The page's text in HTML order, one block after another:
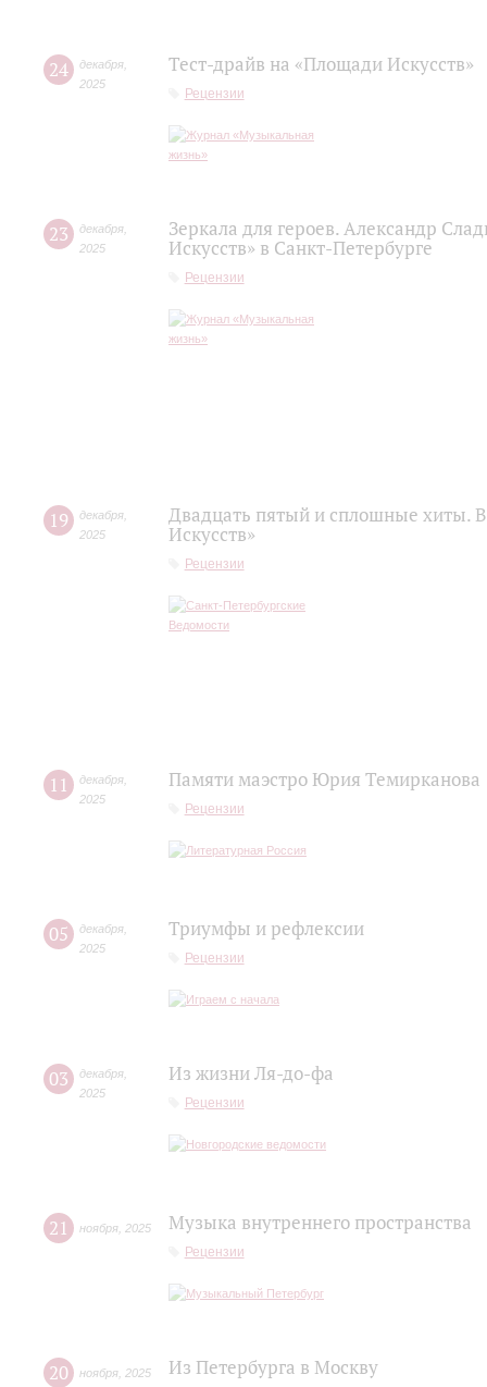
24 декабря
2025
Тест-драйв на «Площади Искусств»
Рецензии
23 декабря
2025
Зеркала для героев. Александр
Искусств» в Санкт-Петербурге
Рецензии
19 декабря
2025
Двадцать пятый и сплошные хиты.
Искусств»
Рецензии
11 декабря
2025
Памяти маэстро Юрия Темирканова
Рецензии
05 декабря
2025
Триумфы и рефлексии
Рецензии
03 декабря
2025
Из жизни Ля-до-фа
Рецензии
21 ноября 2025 Музыка внутреннего пространства
Рецензии
20 ноября 2025 Из Петербурга в Москву